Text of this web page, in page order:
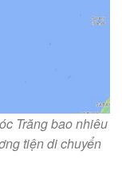
Trăng bao nhiêu
tiện di chuyển